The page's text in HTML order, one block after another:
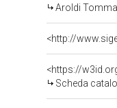
Aroldi
<https://
Scheda